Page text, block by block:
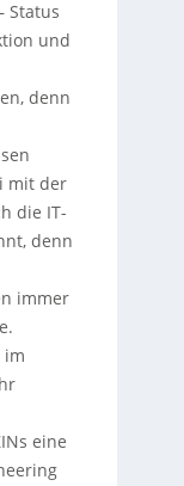
Status
und
denn
mit der
die IT-
denn
immer
im
eine